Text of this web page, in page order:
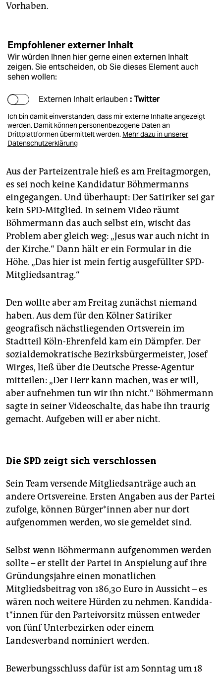
Vorhaben.
Empfohlener externer Inhalt
Wir würden Ihnen hier gerne einen externen Inhalt
zeigen. Sie entscheiden, ob Sie dieses Element auch
sehen wollen:
Externen Inhalt erlauben : Twitter
Ich bin damit einverstanden, dass mir externe Inhalte angezeigt
werden. Damit können personenbezogene Daten an
Drittplattformen übermittelt werden. Mehr dazu in unserer
Datenschutzerklärung
Aus der Parteizentrale hieß es am Freitagmorgen,
es sei noch keine Kandidatur Böhmermanns
eingegangen. Und überhaupt: Der Satiriker sei gar
kein SPD-Mitglied. In seinem Video räumt
Böhmermann das auch selbst ein, wischt das
Problem aber gleich weg: „Jesus war auch nicht in
der Kirche.“ Dann hält er ein Formular in die
Höhe. „Das hier ist mein fertig ausgefüllter SPD-
Mitgliedsantrag.“
Den wollte aber am Freitag zunächst niemand
haben. Aus dem für den Kölner Satiriker
geografisch nächstliegenden Ortsverein im
Stadtteil Köln-Ehrenfeld kam ein Dämpfer. Der
sozialdemokratische Bezirksbürgermeister, Josef
Wirges, ließ über die Deutsche Presse-Agentur
mitteilen: „Der Herr kann machen, was er will,
aber aufnehmen tun wir ihn nicht.“ Böhmermann
sagte in seiner Videoschalte, das habe ihn traurig
gemacht. Aufgeben will er aber nicht.
Die SPD zeigt sich verschlossen
Sein Team versende Mitgliedsanträge auch an
andere Ortsvereine. Ersten Angaben aus der Partei
zufolge, können Bür­ge­r*in­nen aber nur dort
aufgenommen werden, wo sie gemeldet sind.
Selbst wenn Böhmermann aufgenommen werden
sollte – er stellt der Partei in Anspielung auf ihre
Gründungsjahre einen monatlichen
Mitgliedsbeitrag von 186,30 Euro in Aussicht – es
wären noch weitere Hürden zu nehmen. Kan­di­da­
t*in­nen für den Parteivorsitz müssen entweder
von fünf Unterbezirken oder einem
Landesverband nominiert werden.
Bewerbungsschluss dafür ist am Sonntag um 18